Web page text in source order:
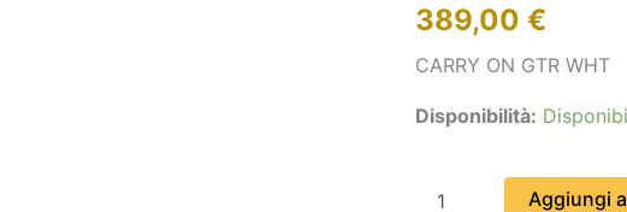
389,00 €
CARRY ON GTR WHT
Disponibilità:
Aggiungi